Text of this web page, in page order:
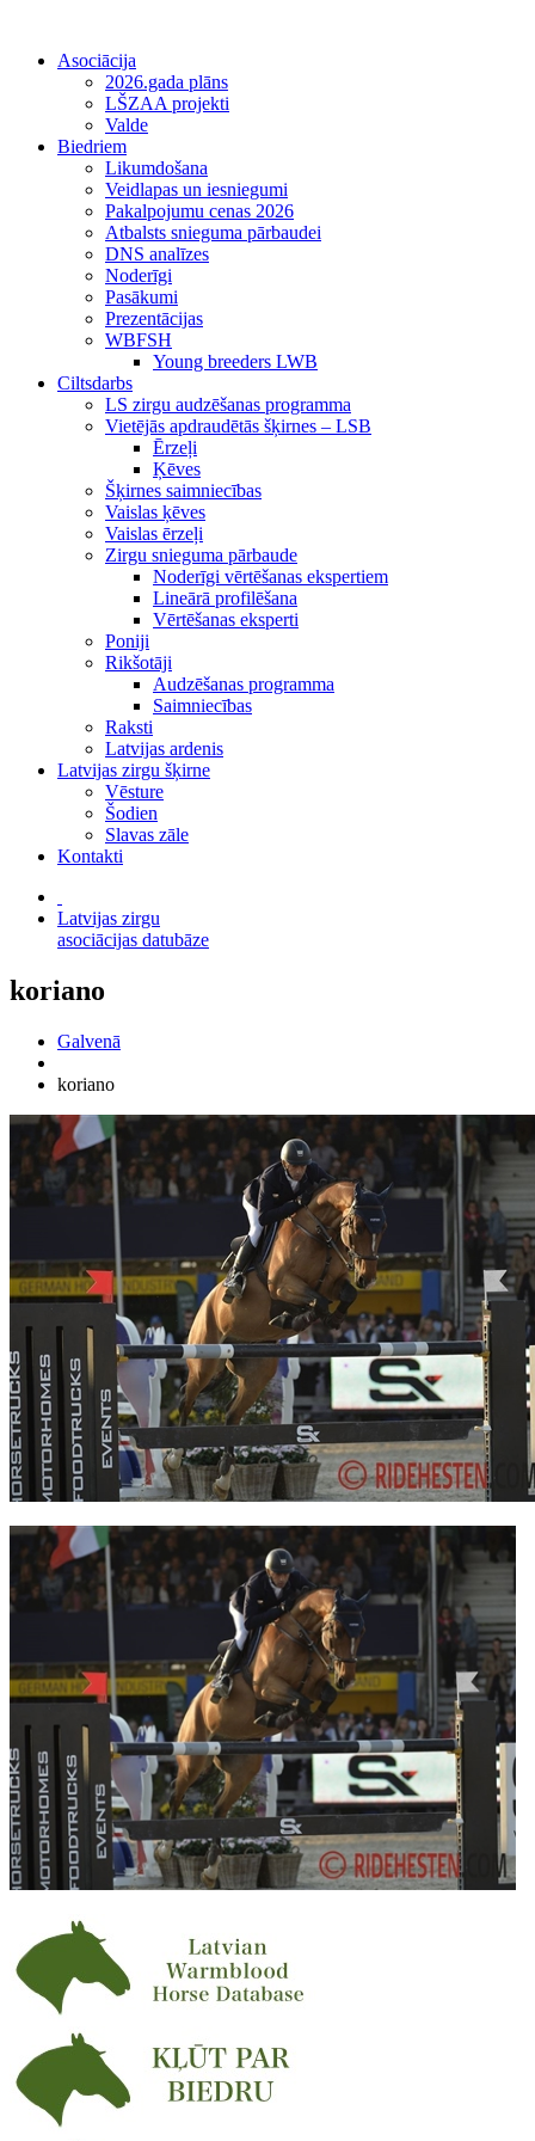
Asociācija
2026.gada plāns
LŠZAA projekti
Valde
Biedriem
Likumdošana
Veidlapas un iesniegumi
Pakalpojumu cenas 2026
Atbalsts snieguma pārbaudei
DNS analīzes
Noderīgi
Pasākumi
Prezentācijas
WBFSH
Young breeders LWB
Ciltsdarbs
LS zirgu audzēšanas programma
Vietējās apdraudētās šķirnes – LSB
Ērzeļi
Ķēves
Šķirnes saimniecības
Vaislas ķēves
Vaislas ērzeļi
Zirgu snieguma pārbaude
Noderīgi vērtēšanas ekspertiem
Lineārā profilēšana
Vērtēšanas eksperti
Poniji
Rikšotāji
Audzēšanas programma
Saimniecības
Raksti
Latvijas ardenis
Latvijas zirgu šķirne
Vēsture
Šodien
Slavas zāle
Kontakti
Latvijas zirgu
asociācijas datubāze
koriano
Galvenā
koriano